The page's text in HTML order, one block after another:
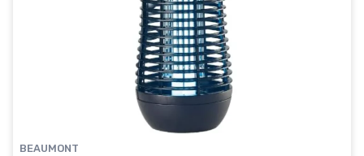
BEAUMONT